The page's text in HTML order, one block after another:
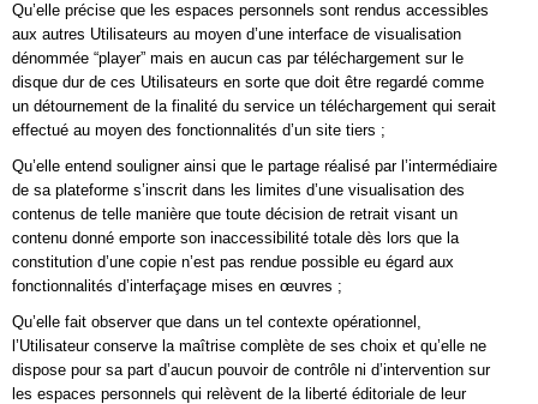
Qu’elle précise que les espaces personnels sont rendus accessibles
aux autres Utilisateurs au moyen d’une interface de visualisation
dénommée “player” mais en aucun cas par téléchargement sur le
disque dur de ces Utilisateurs en sorte que doit être regardé comme
un détournement de la finalité du service un téléchargement qui serait
effectué au moyen des fonctionnalités d’un site tiers ;
Qu’elle entend souligner ainsi que le partage réalisé par l’intermédiaire
de sa plateforme s’inscrit dans les limites d’une visualisation des
contenus de telle manière que toute décision de retrait visant un
contenu donné emporte son inaccessibilité totale dès lors que la
constitution d’une copie n’est pas rendue possible eu égard aux
fonctionnalités d’interfaçage mises en œuvres ;
Qu’elle fait observer que dans un tel contexte opérationnel,
l’Utilisateur conserve la maîtrise complète de ses choix et qu’elle ne
dispose pour sa part d’aucun pouvoir de contrôle ni d’intervention sur
les espaces personnels qui relèvent de la liberté éditoriale de leur